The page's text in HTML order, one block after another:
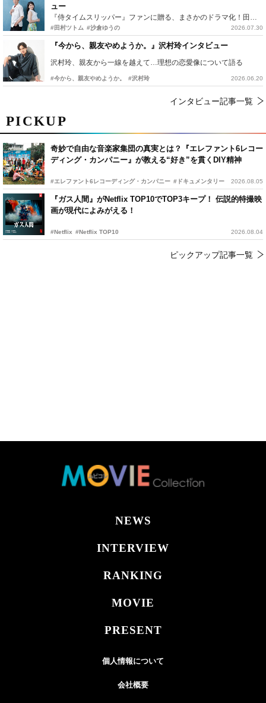
PICKUP
奇妙で自由な音楽家集団の真実とは？『エレファント6レコー
ディング・カンパニー』が教える“好き”を貫くDIY精神
#エレファント6レコーディング・カンパニー #ドキュメンタリー 2026.08.05
『ガス人間』がNetflix TOP10でTOP3キープ！ 伝説的特撮映
画が現代によみがえる！
#Netflix #Netflix TOP10 2026.08.04
ピックアップ記事一覧
ュー
『侍タイムスリッパー』ファンに贈る、まさかのドラマ化！田村ツトム×沙倉ゆうのが語る『心配無用ノ介』撮影秘話
#田村ツトム #沙倉ゆうの 2026.07.30
『今から、親友やめようか。』沢村玲インタビュー
沢村玲、親友から一線を越えて…理想の恋愛像について語る
#今から、親友やめようか。 #沢村玲 2026.06.20
インタビュー記事一覧
NEWS
INTERVIEW
RANKING
MOVIE
PRESENT
個人情報について
会社概要